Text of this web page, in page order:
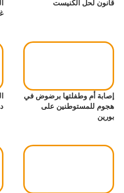
قانون لحل الكنيست
إصابة أم وطفلتها برضوض في
هجوم للمستوطنين على
بورين